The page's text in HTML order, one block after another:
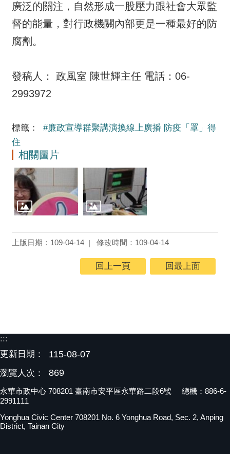
廣泛的關注，自然形成一股壓力跟社會大眾監
督的能量，對行政機關內部更是一種最好的防
腐劑。
發稿人： 政風室 陳世輝主任 電話：06-
2993972
標籤：
#廉政宣導群聚講演換線上廣播 防疫「罩」得
住
相關圖片
上版日期：109-04-14 修改時間：109-04-14
回上一頁 回最上面
:::
更新日期：
115-08-07
瀏覽人次： 869
永華市政中心 708201 臺南市安平區永華路二段6號 總機：886-6-
2991111
Yonghua Civic Center 708201 No. 6 Yonghua Road, Sec. 2, Anping
District, Tainan City